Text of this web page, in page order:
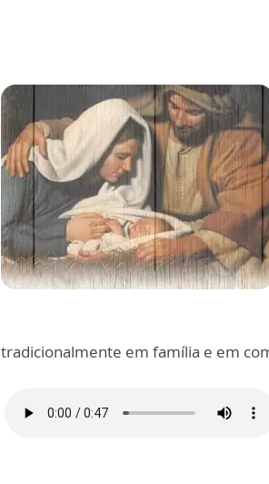
tradicionalmente em família e em